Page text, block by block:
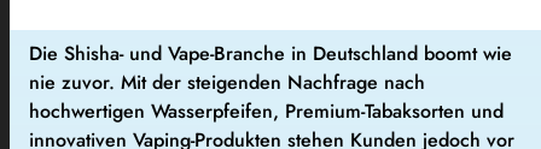
Die Shisha- und Vape-Branche in Deutschland boomt wie
nie zuvor. Mit der steigenden Nachfrage nach
hochwertigen Wasserpfeifen, Premium-Tabaksorten und
innovativen Vaping-Produkten stehen Kunden jedoch vor